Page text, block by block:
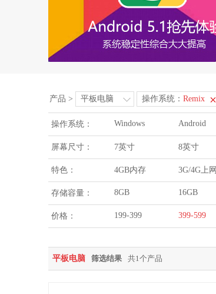
产品 > 平板电脑 操作系统： Remix
操作系统： Windows Android
屏幕尺寸： 7英寸 8英寸
特色： 4GB内存 3G/4G上网
存储容量： 8GB 16GB
价格： 199-399 399-599
平板电脑 筛选结果 共1个产品